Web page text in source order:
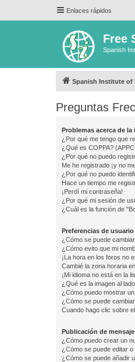
Enlaces rápidos
Free
Spanish
Spanish Institute of
Preguntas
Problemas acerca de
¿Por qué me tengo que
¿Qué es COPPA?
¿Por qué no puedo
Me he registrado ¡y no
¿Por qué no puedo
Hace un tiempo me
¡Perdí mi contraseña!
¿Por qué mi sesión de
¿Cuál es la función de
Preferencias de
¿Cómo se puede
¿Cómo evito que mi
¡La hora en los foros no
Cambié la zona horaria
¡Mi idioma no está en la
¿Qué es la imagen al
¿Cómo puedo mostrar
¿Cómo se puede
Cuando hago clic sobre
Publicación de
¿Cómo puedo crear un
¿Cómo se puede editar
¿Cómo se puede añadir